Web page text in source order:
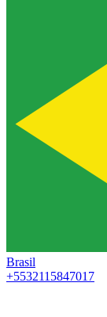
Brasil
+5532115847017